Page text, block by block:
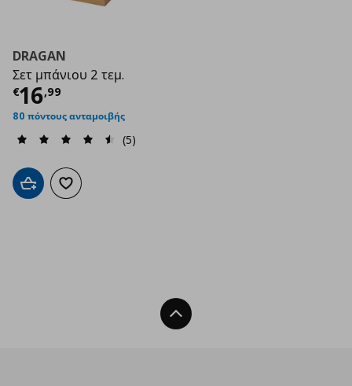
DRAGAN
Σετ μπάνιου 2 τεμ.
€16,99
Τρέχουσα τιμή
80 πόντους ανταμοιβής
(5)
Προσθήκη στο καλάθι
Προσθήκη στα αγαπημένα
Back To Top